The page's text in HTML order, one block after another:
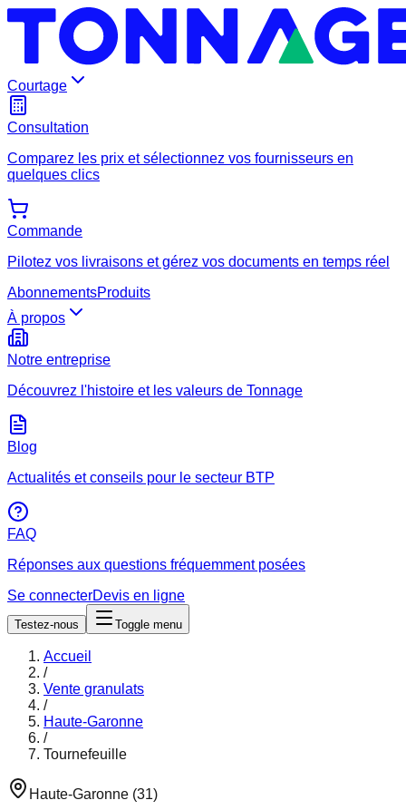
Courtage
Consultation
Comparez les prix et sélectionnez vos fournisseurs en
quelques clics
Commande
Pilotez vos livraisons et gérez vos documents en temps réel
AbonnementsProduits
À propos
Notre entreprise
Découvrez l'histoire et les valeurs de Tonnage
Blog
Actualités et conseils pour le secteur BTP
FAQ
Réponses aux questions fréquemment posées
Se connecterDevis en ligne
Testez-nous Toggle menu
Accueil
/
Vente granulats
/
Haute-Garonne
/
Tournefeuille
Haute-Garonne (31)